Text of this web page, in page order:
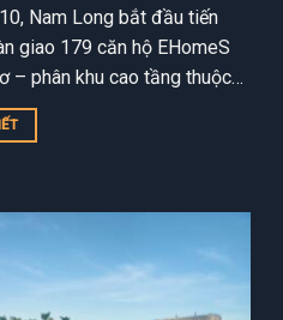
Nam Long bắt đầu tiến
giao 179 căn hộ EHomeS
– phân khu cao tầng thuộc
Nam Long Central Lake.